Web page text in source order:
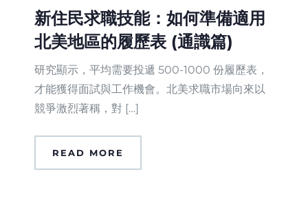
新住民求職技能：如何準備適用
北美地區的履歷表 (通識篇)
研究顯示，平均需要投遞 500-1000 份履歷表，
才能獲得面試與工作機會。北美求職市場向來以
競爭激烈著稱，對 […]
READ MORE